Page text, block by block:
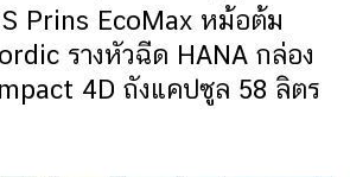
Prins EcoMax หม้อต้ม
รางหัวฉีด HANA กล่อง
4D ถังแคปซูล 58 ลิตร